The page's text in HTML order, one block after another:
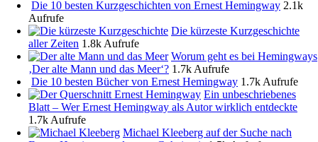
Die 10 besten Kurzgeschichten von Ernest Hemingway 2.1k
Aufrufe
Die kürzeste Kurzgeschichte
aller Zeiten 1.8k Aufrufe
Worum geht es bei Hemingways
‚Der alte Mann und das Meer‘? 1.7k Aufrufe
Die 10 besten Bücher von Ernest Hemingway 1.7k Aufrufe
Ein unbeschriebenes
Blatt – Wer Ernest Hemingway als Autor wirklich entdeckte
1.7k Aufrufe
Michael Kleeberg auf der Suche nach